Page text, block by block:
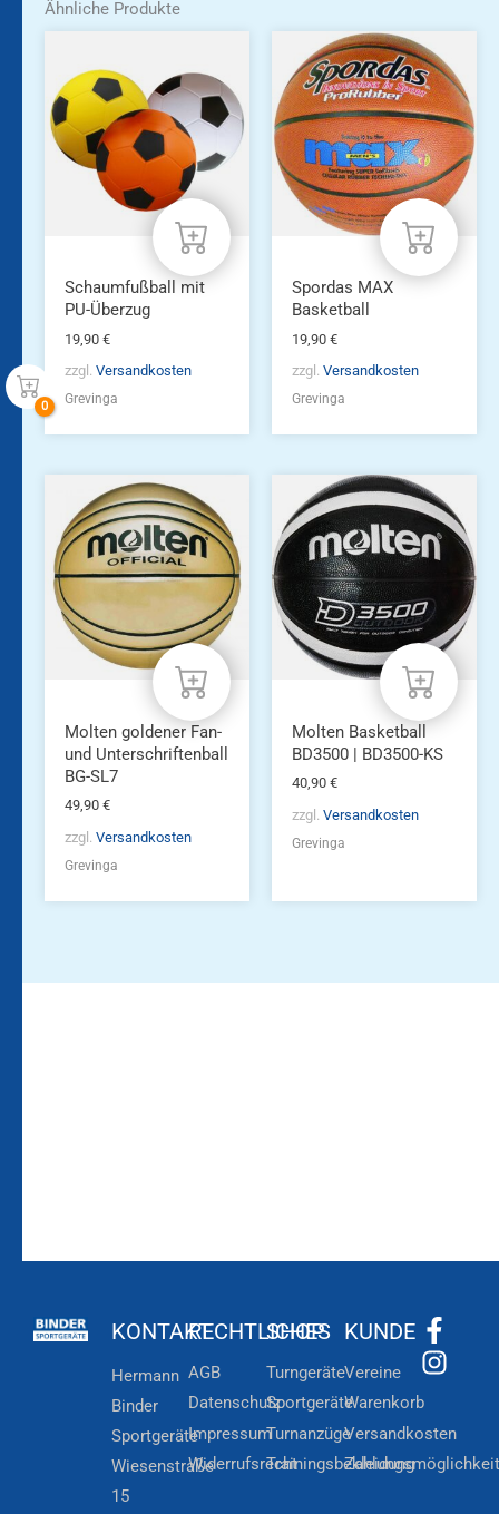
Ähnliche Produkte
Schaumfußball mit
PU-Überzug
19,90 €
zzgl. Versandkosten
Grevinga
Spordas MAX
Basketball
19,90 €
zzgl. Versandkosten
Grevinga
Molten goldener Fan-
und Unterschriftenball
BG-SL7
49,90 €
zzgl. Versandkosten
Grevinga
Molten Basketball
BD3500 | BD3500-KS
40,90 €
zzgl. Versandkosten
Grevinga
KONTAKT
Hermann
Binder
Sportgeräte
Wiesenstraße
15
RECHTLICHES
AGB
Datenschutz
Impressum
Widerrufsrecht
SHOP
Turngeräte
Sportgeräte
Turnanzüge
Trainingsbekleidung
KUNDE
Vereine
Warenkorb
Versandkosten